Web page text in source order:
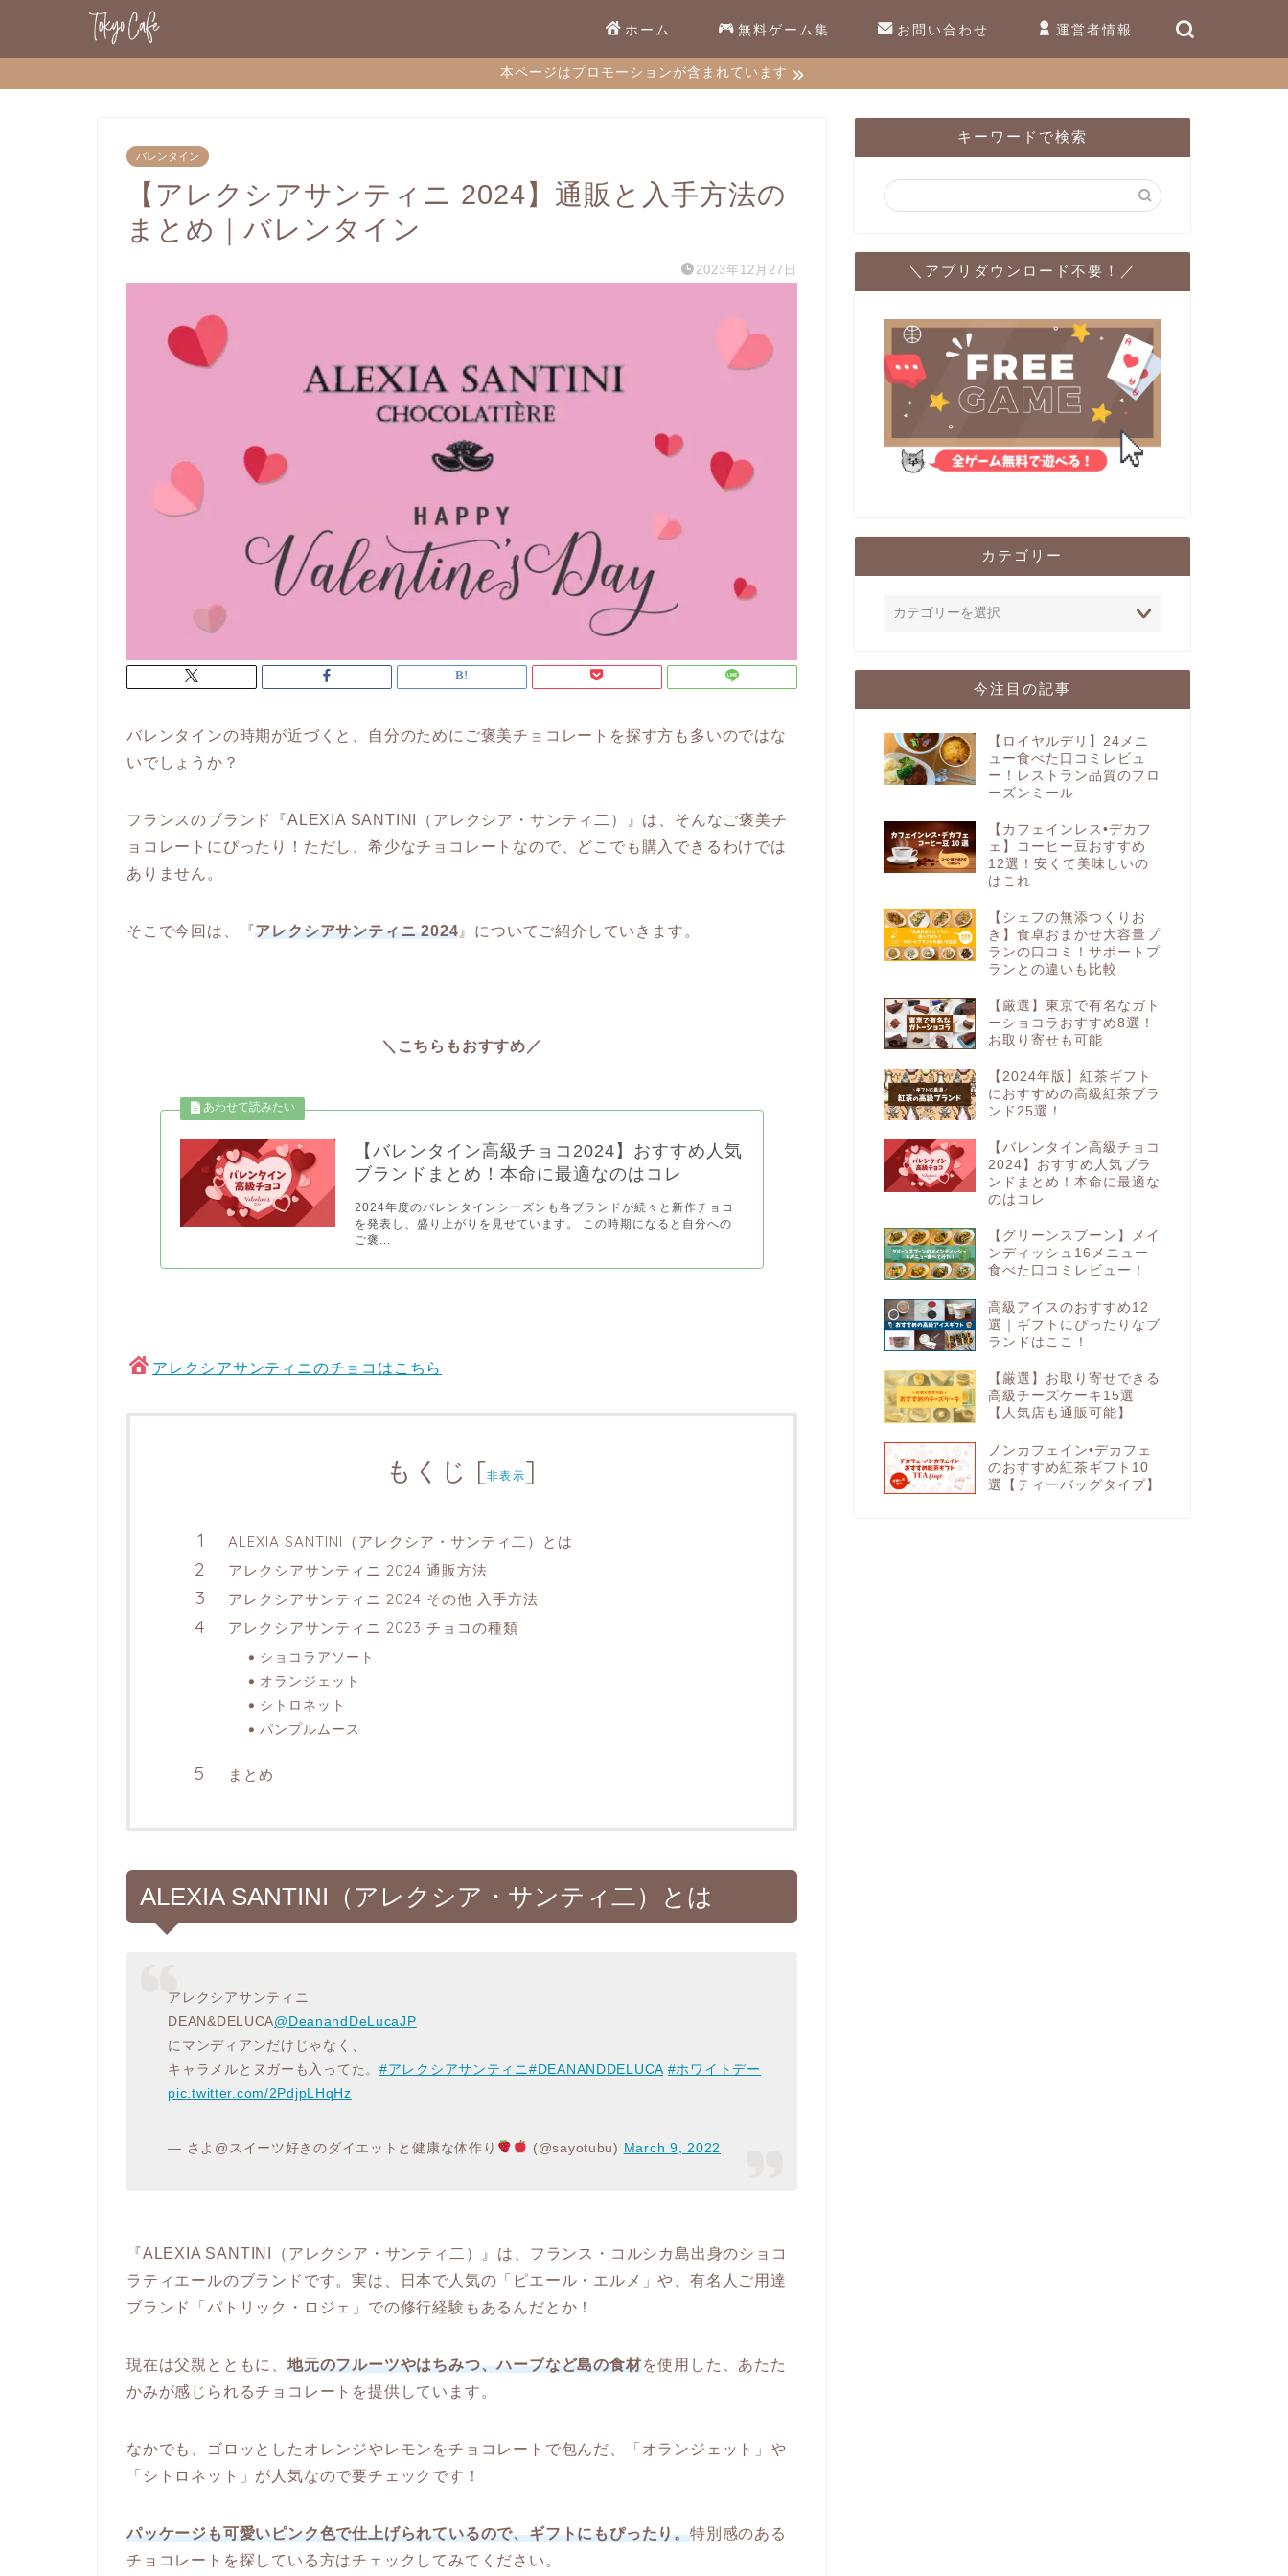
ホーム 無料ゲーム集 お問い合わせ 運営者情報
本ページはプロモーションが含まれています
バレンタイン
【アレクシアサンティニ 2024】通販と入手方法の
まとめ｜バレンタイン
2023年12月27日
バレンタインの時期が近づくと、自分のためにご褒美チョコレートを探す方も多いのではな
いでしょうか？
フランスのブランド『ALEXIA SANTINI（アレクシア・サンティ二）』は、そんなご褒美チ
ョコレートにぴったり！ただし、希少なチョコレートなので、どこでも購入できるわけでは
ありません。
そこで今回は、『アレクシアサンティニ 2024 』についてご紹介していきます。
＼こちらもおすすめ／
【バレンタイン高級チョコ2024】おすすめ人気
ブランドまとめ！本命に最適なのはコレ
2024年度のバレンタインシーズンも各ブランドが続々と新作チョコ
を発表し、盛り上がりを見せています。 この時期になると自分への
ご褒...
アレクシアサンティニのチョコはこちら
もくじ [非表示]
ALEXIA SANTINI（アレクシア・サンティ二）とは
アレクシアサンティニ 2024 通販方法
アレクシアサンティニ 2024 その他 入手方法
アレクシアサンティニ 2023 チョコの種類
ショコラアソート
オランジェット
シトロネット
パンプルムース
まとめ
ALEXIA SANTINI（アレクシア・サンティ二）とは
アレクシアサンティニ
DEAN&DELUCA@DeanandDeLucaJP
にマンディアンだけじゃなく、
キャラメルとヌガーも入ってた。 #アレクシアサンティニ#DEANANDDELUCA #ホワイトデー
pic.twitter.com/2PdjpLHqHz
— さよ@スイーツ好きのダイエットと健康な体作り (@sayotubu) March 9, 2022
『ALEXIA SANTINI（アレクシア・サンティ二）』は、フランス・コルシカ島出身のショコ
ラティエールのブランドです。実は、日本で人気の「ピエール・エルメ」や、有名人ご用達
ブランド「パトリック・ロジェ」での修行経験もあるんだとか！
現在は父親とともに、 地元のフルーツやはちみつ、ハーブなど島の食材を使用した、あたた
かみが感じられるチョコレートを提供しています。
なかでも、ゴロッとしたオレンジやレモンをチョコレートで包んだ、「オランジェット」や
「シトロネット」が人気なので要チェックです！
パッケージも可愛いピンク色で仕上げられているので、ギフトにもぴったり。特別感のある
チョコレートを探している方はチェックしてみてください。
キーワードで検索
＼アプリダウンロード不要！／
カテゴリー
今注目の記事
【ロイヤルデリ】24メニ
ュー食べた口コミレビュ
ー！レストラン品質のフロ
ーズンミール
【カフェインレス•デカフ
ェ】コーヒー豆おすすめ
12選！安くて美味しいの
はこれ
【シェフの無添つくりお
き】食卓おまかせ大容量プ
ランの口コミ！サポートプ
ランとの違いも比較
【厳選】東京で有名なガト
ーショコラおすすめ8選！
お取り寄せも可能
【2024年版】紅茶ギフト
におすすめの高級紅茶ブラ
ンド25選！
【バレンタイン高級チョコ
2024】おすすめ人気ブラ
ンドまとめ！本命に最適な
のはコレ
【グリーンスプーン】メイ
ンディッシュ16メニュー
食べた口コミレビュー！
高級アイスのおすすめ12
選｜ギフトにぴったりなブ
ランドはここ！
【厳選】お取り寄せできる
高級チーズケーキ15選
【人気店も通販可能】
ノンカフェイン•デカフェ
のおすすめ紅茶ギフト10
選【ティーバッグタイプ】